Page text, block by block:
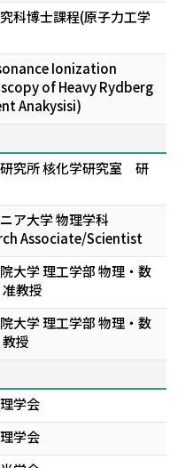
科博士課程(原子力工学
Ionization
of Heavy Rydberg
Anakysisi)
究所 核化学研究室 研
ア大学 物理学科
Associate/Scientist
大学 理工学部 物理・数
教授
大学 理工学部 物理・数
授
学会
学会